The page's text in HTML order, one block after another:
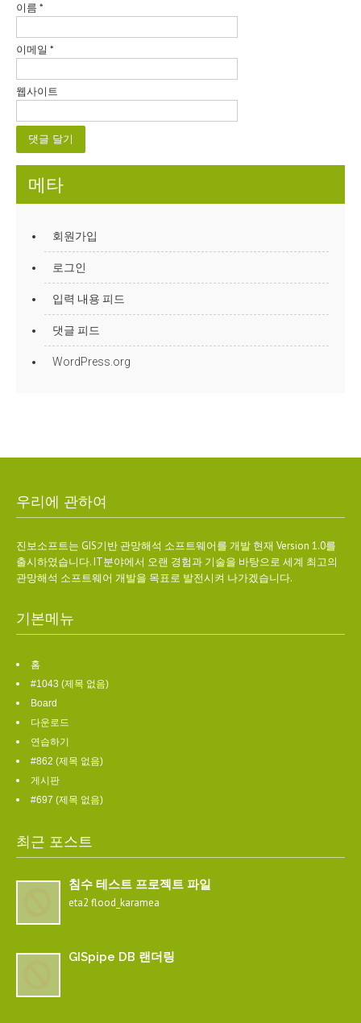
이름 *
이메일 *
웹사이트
메타
회원가입
로그인
입력 내용 피드
댓글 피드
WordPress.org
우리에 관하여
진보소프트는 GIS기반 관망해석 소프트웨어를 개발 현재 Version 1.0를
출시하였습니다. IT분야에서 오랜 경험과 기술을 바탕으로 세계 최고의
관망해석 소프트웨어 개발을 목표로 발전시켜 나가겠습니다.
기본메뉴
홈
#1043 (제목 없음)
Board
다운로드
연습하기
#862 (제목 없음)
게시판
#697 (제목 없음)
최근 포스트
침수 테스트 프로젝트 파일
eta2 flood_karamea
GISpipe DB 랜더링